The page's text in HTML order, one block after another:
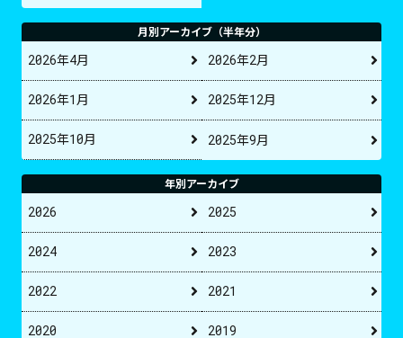
月別アーカイブ（半年分）
2026年4月 2026年2月
2026年1月 2025年12月
2025年10月 2025年9月
年別アーカイブ
2026 2025
2024 2023
2022 2021
2020 2019